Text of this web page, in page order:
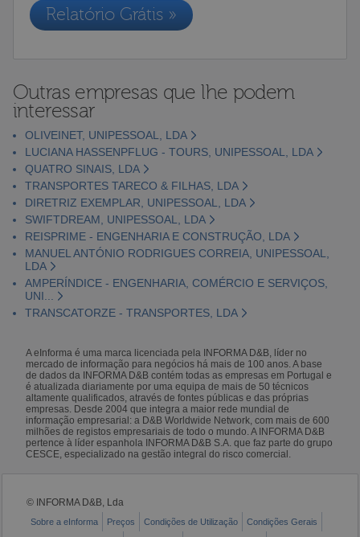
Relatório Grátis »
Outras empresas que lhe podem
interessar
OLIVEINET, UNIPESSOAL, LDA
LUCIANA HASSENPFLUG - TOURS, UNIPESSOAL, LDA
QUATRO SINAIS, LDA
TRANSPORTES TARECO & FILHAS, LDA
DIRETRIZ EXEMPLAR, UNIPESSOAL, LDA
SWIFTDREAM, UNIPESSOAL, LDA
REISPRIME - ENGENHARIA E CONSTRUÇÃO, LDA
MANUEL ANTÓNIO RODRIGUES CORREIA, UNIPESSOAL,
LDA
AMPERÍNDICE - ENGENHARIA, COMÉRCIO E SERVIÇOS,
UNI...
TRANSCATORZE - TRANSPORTES, LDA
A eInforma é uma marca licenciada pela INFORMA D&B, líder no
mercado de informação para negócios há mais de 100 anos. A base
de dados da INFORMA D&B contém todas as empresas em Portugal e
é atualizada diariamente por uma equipa de mais de 50 técnicos
altamente qualificados, através de fontes públicas e das próprias
empresas. Desde 2004 que integra a maior rede mundial de
informação empresarial: a D&B Worldwide Network, com mais de 600
milhões de registos empresariais de todo o mundo. A INFORMA D&B
pertence à líder espanhola INFORMA D&B S.A. que faz parte do grupo
CESCE, especializado na gestão integral do risco comercial.
© INFORMA D&B, Lda
Sobre a eInforma Preços Condições de Utilização
Condições Gerais